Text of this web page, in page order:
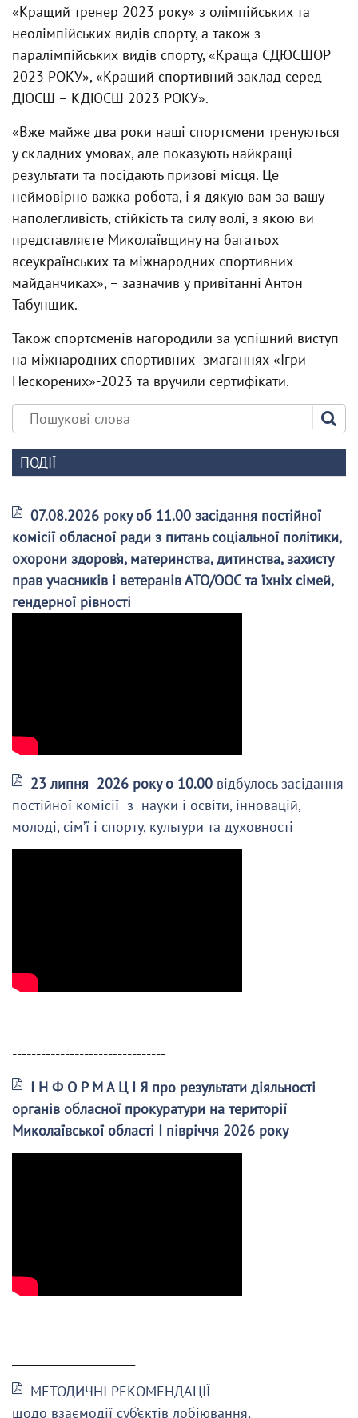
«Кращий тренер 2023 року» з олімпійських та
неолімпійських видів спорту, а також з
паралімпійських видів спорту, «Краща СДЮСШОР
2023 РОКУ», «Кращий спортивний заклад серед
ДЮСШ – КДЮСШ 2023 РОКУ».
«Вже майже два роки наші спортсмени тренуються
у складних умовах, але показують найкращі
результати та посідають призові місця. Це
неймовірно важка робота, і я дякую вам за вашу
наполегливість, стійкість та силу волі, з якою ви
представляєте Миколаївщину на багатьох
всеукраїнських та міжнародних спортивних
майданчиках», – зазначив у привітанні Антон
Табунщик.
Також спортсменів нагородили за успішний виступ
на міжнародних спортивних змаганнях «Ігри
Нескорених»-2023 та вручили сертифікати.
ПОДІЇ
07.08.2026 року об 11.00 засідання постійної
комісії обласної ради з питань соціальної політики,
охорони здоров’я, материнства, дитинства, захисту
прав учасників і ветеранів АТО/ООС та їхніх сімей,
гендерної рівності
23 липня 2026 року о 10.00 відбулось засідання
постійної комісії з науки і освіти, інновацій,
молоді, сім’ї і спорту, культури та духовності
--------------------------------
І Н Ф О Р М А Ц І Я про результати діяльності
органів обласної прокуратури на території
Миколаївської області І півріччя 2026 року
МЕТОДИЧНІ РЕКОМЕНДАЦІЇ
щодо взаємодії суб’єктів лобіювання,